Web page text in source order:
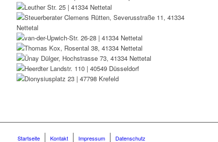
Startseite Kontakt Impressum Datenschutz